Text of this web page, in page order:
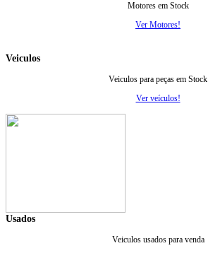
Motores em Stock
Ver Motores!
Veiculos
Veiculos para peças em Stock
Ver veículos!
Usados
Veiculos usados para venda